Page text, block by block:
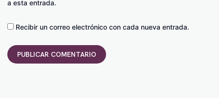
a esta entrada.
Recibir un correo electrónico con cada nueva entrada.